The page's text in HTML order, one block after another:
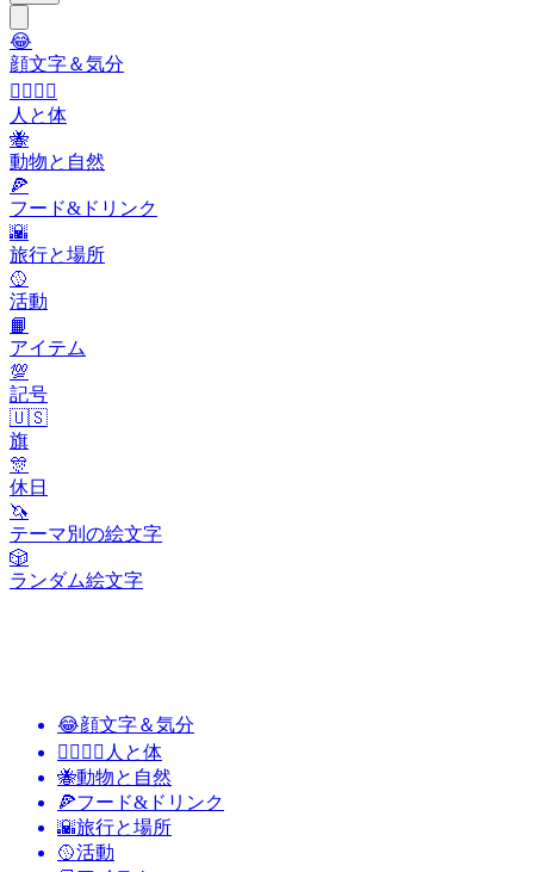
😂
顔文字＆気分
👩‍❤️‍💋‍👨
人と体
🐝
動物と自然
🍕
フード&ドリンク
🌇
旅行と場所
🥎
活動
📙
アイテム
💯
記号
🇺🇸
旗
🎊
休日
🦄
テーマ別の絵文字
🎲
ランダム絵文字
😂顔文字＆気分
👩‍❤️‍💋‍👨 人と体
🐝動物と自然
🍕フード&ドリンク
🌇旅行と場所
🥎活動